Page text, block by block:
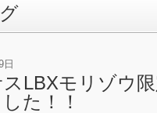
日
スLBXモリゾウ
た！！